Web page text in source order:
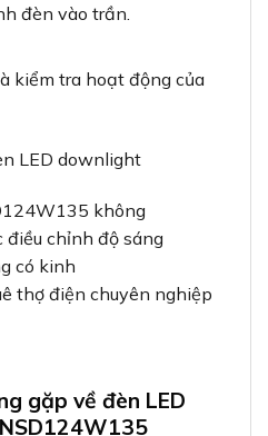
đèn vào trần.
kiểm tra hoạt động của
không
chỉnh độ sáng
có kinh
thợ điện chuyên nghiệp
gặp về đèn LED